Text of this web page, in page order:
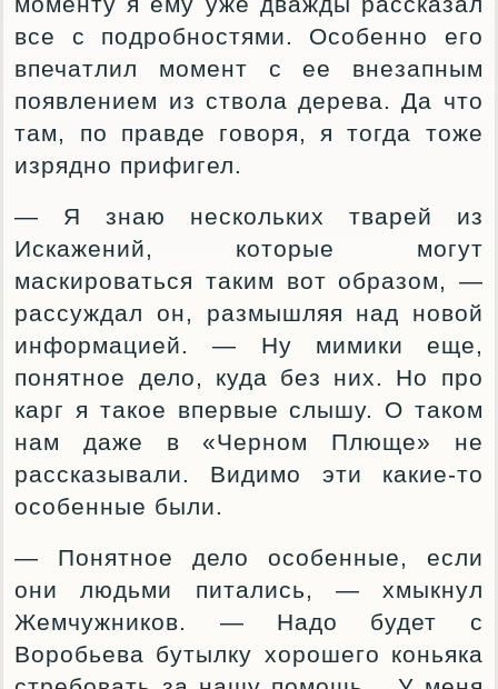
все с подробностями. Особенно его
впечатлил момент с ее внезапным
появлением из ствола дерева. Да что
там, по правде говоря, я тогда тоже
изрядно прифигел.
— Я знаю нескольких тварей из
Искажений, которые могут
маскироваться таким вот образом, —
рассуждал он, размышляя над новой
информацией. — Ну мимики еще,
понятное дело, куда без них. Но про
карг я такое впервые слышу. О таком
нам даже в «Черном Плюще» не
рассказывали. Видимо эти какие-то
особенные были.
— Понятное дело особенные, если
они людьми питались, — хмыкнул
Жемчужников. — Надо будет с
Воробьева бутылку хорошего коньяка